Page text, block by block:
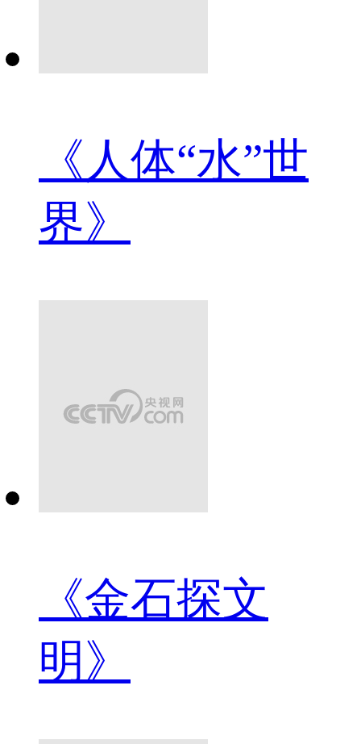
《人体“水”世
界》
《金石探文
明》